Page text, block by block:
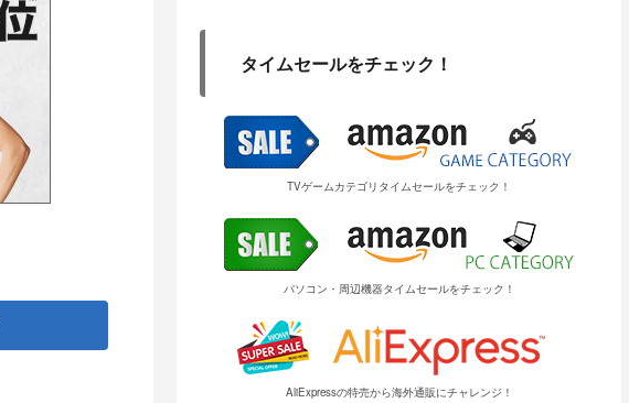
タイムセールをチェック！
TVゲームカテゴリタイムセールをチェック！
パソコン・周辺機器タイムセールをチェック！
AliExpressの特売から海外通販にチャレンジ！